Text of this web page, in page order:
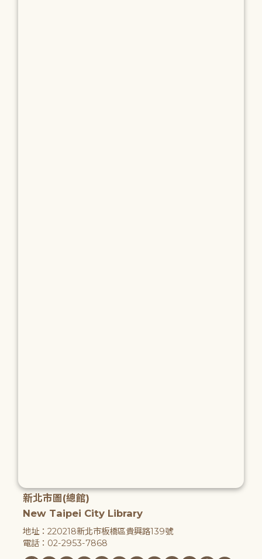
新北市圖(總館)
New Taipei City Library
地址：220218新北市板橋區貴興路139號
電話：02-2953-7868